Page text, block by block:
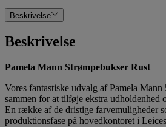
Beskrivelse
Beskrivelse
Pamela Mann Strømpebukser Rust
Vores fantastiske udvalg af Pamela
sammen for at tilføje ekstra udholdenhed
En række af de dristige farvemuligheder
produktionsfase på hovedkontoret i